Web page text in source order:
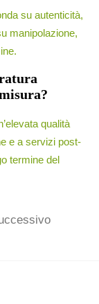
su autenticità,
manipolazione,
qualità
e a servizi post-
termine del